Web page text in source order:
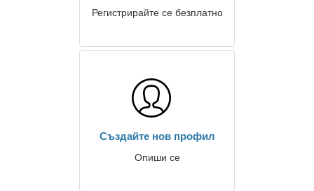
Регистрирайте се безплатно
Създайте нов профил
Опиши се